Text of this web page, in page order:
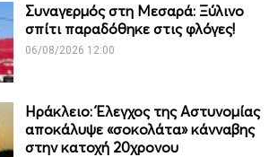
Συναγερμός στη Μεσαρά: Ξύλινο
σπίτι παραδόθηκε στις φλόγες!
06/08/2026 12:00
Ηράκλειο: Έλεγχος της Αστυνομίας
αποκάλυψε «σοκολάτα» κάνναβης
στην κατοχή 20χρονου